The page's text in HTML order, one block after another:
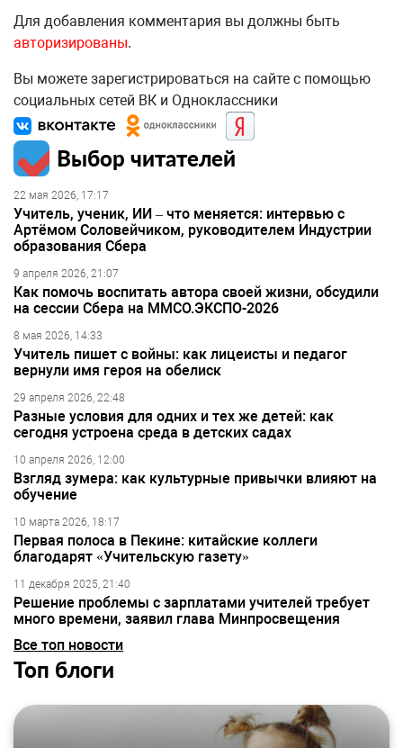
Для добавления комментария вы должны быть
авторизированы.
Вы можете зарегистрироваться на сайте с помощью
социальных сетей ВК и Одноклассники
Выбор читателей
22 мая 2026, 17:17
Учитель, ученик, ИИ – что меняется: интервью с
Артёмом Соловейчиком, руководителем Индустрии
образования Сбера
9 апреля 2026, 21:07
Как помочь воспитать автора своей жизни, обсудили
на сессии Сбера на ММСО.ЭКСПО-2026
8 мая 2026, 14:33
Учитель пишет с войны: как лицеисты и педагог
вернули имя героя на обелиск
29 апреля 2026, 22:48
Разные условия для одних и тех же детей: как
сегодня устроена среда в детских садах
10 апреля 2026, 12:00
Взгляд зумера: как культурные привычки влияют на
обучение
10 марта 2026, 18:17
Первая полоса в Пекине: китайские коллеги
благодарят «Учительскую газету»
11 декабря 2025, 21:40
Решение проблемы с зарплатами учителей требует
много времени, заявил глава Минпросвещения
Все топ новости
Топ блоги